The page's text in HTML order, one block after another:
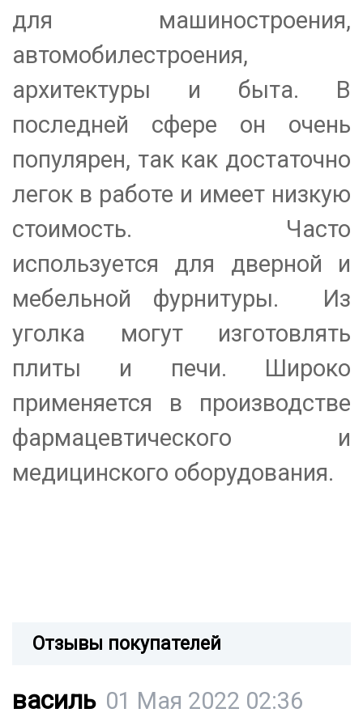
для машиностроения,
автомобилестроения,
архитектуры и быта. В
последней сфере он очень
популярен, так как достаточно
легок в работе и имеет низкую
стоимость. Часто
используется для дверной и
мебельной фурнитуры. Из
уголка могут изготовлять
плиты и печи. Широко
применяется в производстве
фармацевтического и
медицинского оборудования.
Отзывы покупателей
василь 01 Мая 2022 02:36